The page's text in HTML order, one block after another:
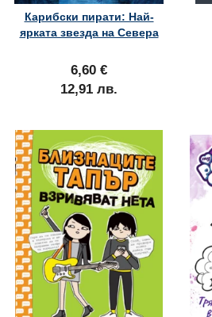
Карибски пирати: Най-
ярката звезда на Севера
6,60 €
12,91 лв.